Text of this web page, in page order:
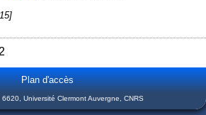
Plan d'accès
Université Clermont Auvergne, CNRS